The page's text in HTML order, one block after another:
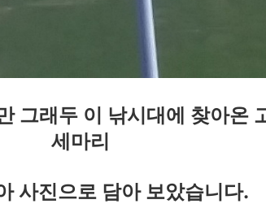
그래두 이 낚시대에 찾아온
세마리
사진으로 담아 보았습니다.